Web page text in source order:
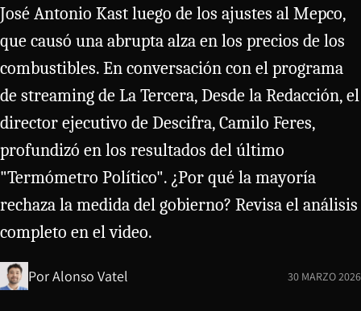
José Antonio Kast luego de los ajustes al Mepco,
que causó una abrupta alza en los precios de los
combustibles. En conversación con el programa
de streaming de La Tercera, Desde la Redacción, el
director ejecutivo de Descifra, Camilo Feres,
profundizó en los resultados del último
"Termómetro Político". ¿Por qué la mayoría
rechaza la medida del gobierno? Revisa el análisis
completo en el video.
PorAlonso Vatel 30 MARZO 2026